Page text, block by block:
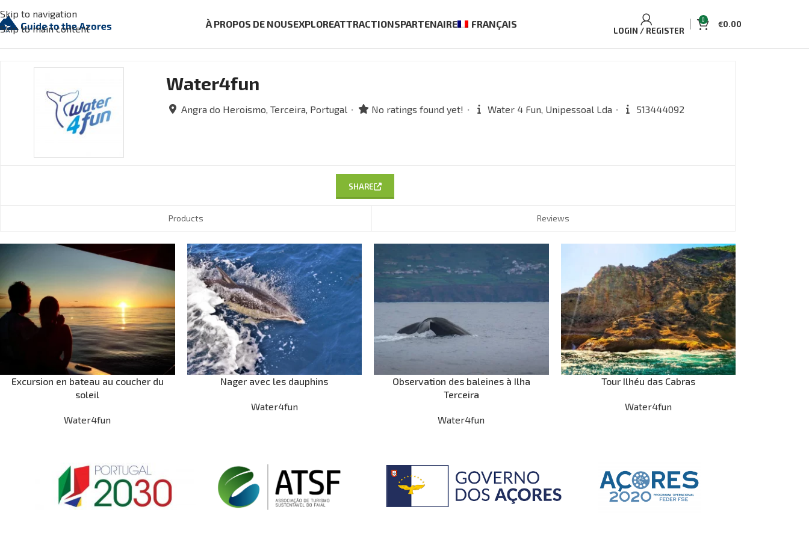
Skip to navigation
Skip to main content
À PROPOS DE NOUSEXPLOREATTRACTIONSPARTENAIRE FRANÇAIS
LOGIN / REGISTER
0 €0.00
Water4fun
Angra do Heroismo, Terceira, Portugal No ratings found yet! Water 4 Fun, Unipessoal Lda 513444092
SHARE
Products Reviews
Excursion en bateau au coucher du
soleil
Water4fun
Nager avec les dauphins
Water4fun
Observation des baleines à Ilha
Terceira
Water4fun
Tour Ilhéu das Cabras
Water4fun